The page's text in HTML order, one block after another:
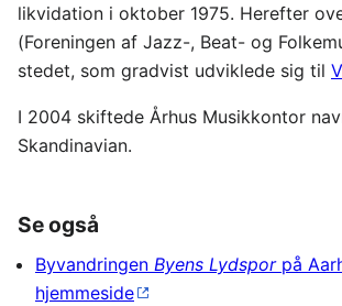
likvidation i oktober 1975. Herefter
(Foreningen af Jazz-, Beat- og
stedet, som gradvist udviklede sig til
I 2004 skiftede Århus Musikkontor
Skandinavian.
Se også
Byvandringen Byens Lydsporpå
hjemmeside